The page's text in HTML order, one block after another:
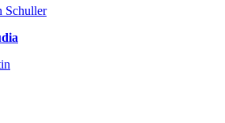
Schuller